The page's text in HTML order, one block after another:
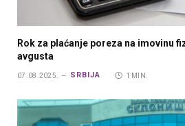
Rok za plaćanje poreza na imovinu
avgusta
07.08.2025. SRBIJA 1 MIN.